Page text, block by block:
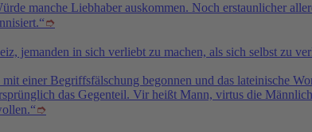
manche Liebhaber auskommen. Noch erstaunlicher
➮
jemanden in sich verliebt zu machen, als sich selbst zu
einer Begriffsfälschung begonnen und das lateinische
das Gegenteil. Vir heißt Mann, virtus die
➮